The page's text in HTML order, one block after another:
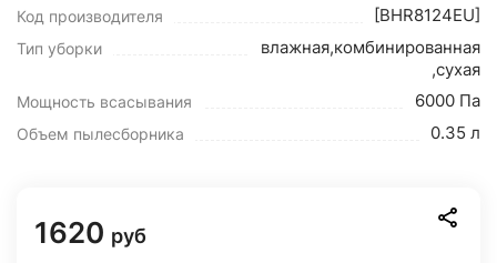
Код производителя [BHR8124EU]
Тип уборки
влажная,комбинированная
,сухая
Мощность всасывания 6000 Па
Объем пылесборника 0.35 л
1620 руб